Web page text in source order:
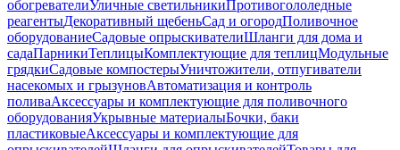
обогревателиУличные светильникиПротивогололедные
реагентыДекоративный щебеньСад и огородПоливочное
оборудованиеСадовые опрыскивателиШланги для дома и
садаПарникиТеплицыКомплектующие для теплицМодульные
грядкиСадовые компостерыУничтожители, отпугиватели
насекомых и грызуновАвтоматизация и контроль
поливаАксессуары и комплектующие для поливочного
оборудованияУкрывные материалыБочки, баки
пластиковыеАксессуары и комплектующие для